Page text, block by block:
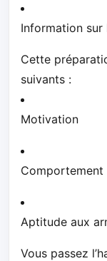
Information sur
Cette
suivants :
Motivation
Comportement
Aptitude aux
Vous passez